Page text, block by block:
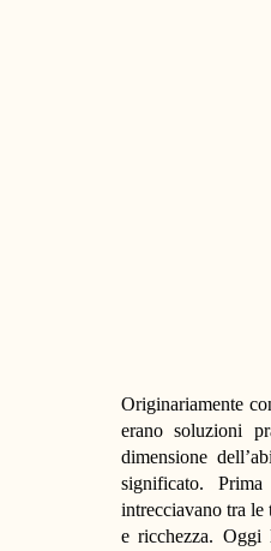
Originariamente
erano soluzioni
dimensione
significato.
intrecciavano tra le
e ricchezza. Oggi